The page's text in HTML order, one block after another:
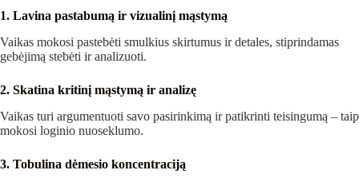
1. Lavina pastabumą ir vizualinį mąstymą
Vaikas mokosi pastebėti smulkius skirtumus ir detales, stiprindamas
gebėjimą stebėti ir analizuoti.
2. Skatina kritinį mąstymą ir analizę
Vaikas turi argumentuoti savo pasirinkimą ir patikrinti teisingumą – taip
mokosi loginio nuoseklumo.
3. Tobulina dėmesio koncentraciją